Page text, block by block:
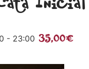
- 23:00 35,00€